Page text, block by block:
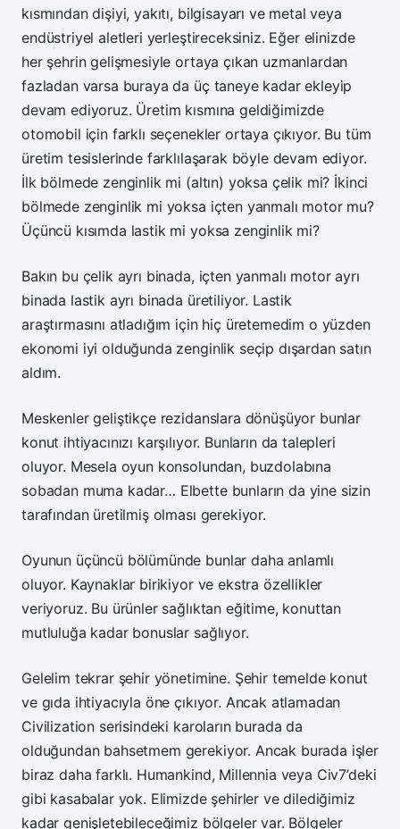
kısmından dişiyi, yakıtı, bilgisayarı ve metal veya
endüstriyel aletleri yerleştireceksiniz. Eğer elinizde
her şehrin gelişmesiyle ortaya çıkan uzmanlardan
fazladan varsa buraya da üç taneye kadar ekleyip
devam ediyoruz. Üretim kısmına geldiğimizde
otomobil için farklı seçenekler ortaya çıkıyor. Bu tüm
üretim tesislerinde farklılaşarak böyle devam ediyor.
İlk bölmede zenginlik mi (altın) yoksa çelik mi? İkinci
bölmede zenginlik mi yoksa içten yanmalı motor mu?
Üçüncü kısımda lastik mi yoksa zenginlik mi?
Bakın bu çelik ayrı binada, içten yanmalı motor ayrı
binada lastik ayrı binada üretiliyor. Lastik
araştırmasını atladığım için hiç üretemedim o yüzden
ekonomi iyi olduğunda zenginlik seçip dışardan satın
aldım.
Meskenler geliştikçe rezidanslara dönüşüyor bunlar
konut ihtiyacınızı karşılıyor. Bunların da talepleri
oluyor. Mesela oyun konsolundan, buzdolabına
sobadan muma kadar… Elbette bunların da yine sizin
tarafından üretilmiş olması gerekiyor.
Oyunun üçüncü bölümünde bunlar daha anlamlı
oluyor. Kaynaklar birikiyor ve ekstra özellikler
veriyoruz. Bu ürünler sağlıktan eğitime, konuttan
mutluluğa kadar bonuslar sağlıyor.
Gelelim tekrar şehir yönetimine. Şehir temelde konut
ve gıda ihtiyacıyla öne çıkıyor. Ancak atlamadan
Civilization serisindeki karoların burada da
olduğundan bahsetmem gerekiyor. Ancak burada işler
biraz daha farklı. Humankind, Millennia veya Civ7’deki
gibi kasabalar yok. Elimizde şehirler ve dilediğimiz
kadar genişletebileceğimiz bölgeler var. Bölgeler